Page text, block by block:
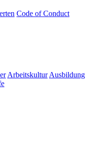
Code of Conduct
Arbeitskultur Ausbildung